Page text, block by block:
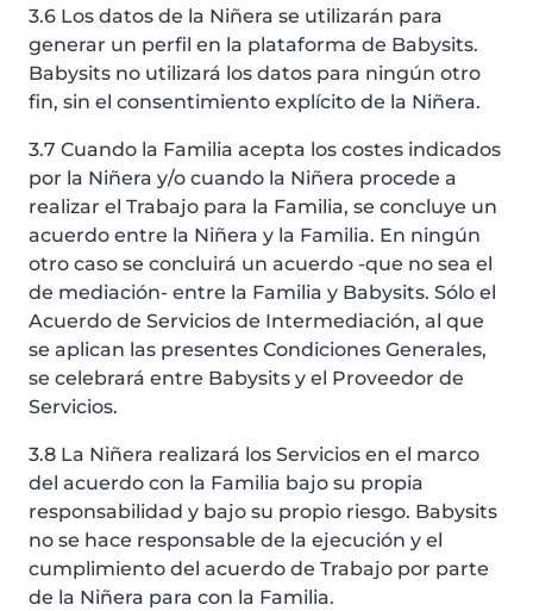
3.6 Los datos de la Niñera se utilizarán para
generar un perfil en la plataforma de Babysits.
Babysits no utilizará los datos para ningún otro
fin, sin el consentimiento explícito de la Niñera.
3.7 Cuando la Familia acepta los costes indicados
por la Niñera y/o cuando la Niñera procede a
realizar el Trabajo para la Familia, se concluye un
acuerdo entre la Niñera y la Familia. En ningún
otro caso se concluirá un acuerdo -que no sea el
de mediación- entre la Familia y Babysits. Sólo el
Acuerdo de Servicios de Intermediación, al que
se aplican las presentes Condiciones Generales,
se celebrará entre Babysits y el Proveedor de
Servicios.
3.8 La Niñera realizará los Servicios en el marco
del acuerdo con la Familia bajo su propia
responsabilidad y bajo su propio riesgo. Babysits
no se hace responsable de la ejecución y el
cumplimiento del acuerdo de Trabajo por parte
de la Niñera para con la Familia.